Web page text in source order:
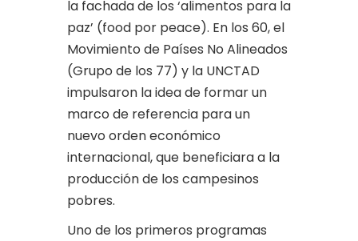
la fachada de los ‘alimentos para la
paz’ (food por peace). En los 60, el
Movimiento de Países No Alineados
(Grupo de los 77) y la UNCTAD
impulsaron la idea de formar un
marco de referencia para un
nuevo orden económico
internacional, que beneficiara a la
producción de los campesinos
pobres.
Uno de los primeros programas